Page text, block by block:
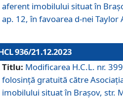
aferent imobilului situat în
ap. 12, în favoarea d-nei Taylor
936/21.12.2023
Titlu: Modificarea H.C.L. nr.
folosinţă gratuită către
imobilului situat în Braşov, str.